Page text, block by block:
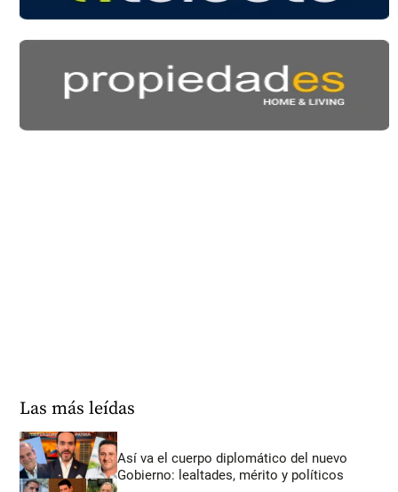
Las más leídas
Así va el cuerpo diplomático del nuevo
Gobierno: lealtades, mérito y políticos